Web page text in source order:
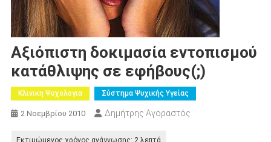
Αξιόπιστη δοκιμασία εντοπισμού
κατάθλιψης σε εφήβους(;)
Κλινικη Ψυχολογια Σύστημα Ψυχικής Υγείας
2 Νοεμβρίου 2010 Δημήτρης Αγοραστός